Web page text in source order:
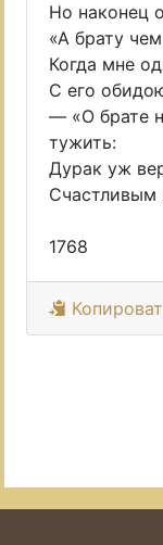
Но наконец
«А брату
Когда мне
С его
— «О брате
тужить:
Дурак уж
Счастливым
1768